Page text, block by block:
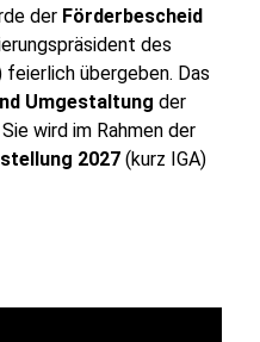
der Förderbescheid
des
feierlich übergeben. Das
Umgestaltung der
wird im Rahmen der
2027 (kurz IGA)